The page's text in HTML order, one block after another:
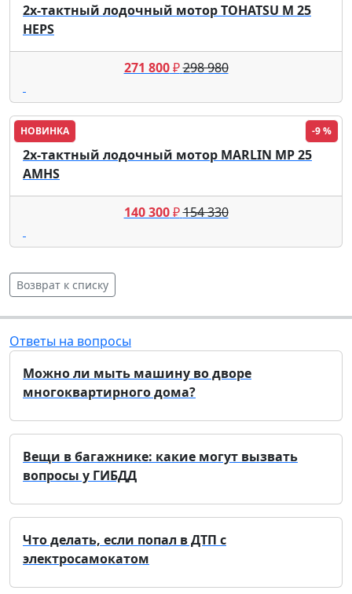
2х-тактный лодочный мотор TOHATSU M 25
HEPS
271 800₽298 980
НОВИНКА -9 %
2х-тактный лодочный мотор MARLIN MP 25
AMHS
140 300₽154 330
Возврат к списку
Ответы на вопросы
Можно ли мыть машину во дворе
многоквартирного дома?
Вещи в багажнике: какие могут вызвать
вопросы у ГИБДД
Что делать, если попал в ДТП с
электросамокатом